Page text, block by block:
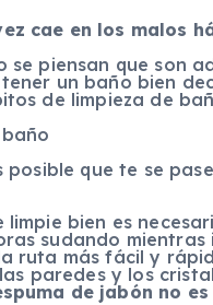
cae en los malos
se piensan que son
un baño bien
de limpieza de
posible que te se
bien es
sudando
ruta más fácil y
paredes y los
de jabón no